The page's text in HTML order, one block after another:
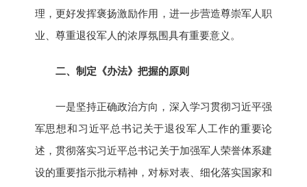
理，更好发挥褒扬激励作用，进一步营造尊崇军人职
业、尊重退役军人的浓厚氛围具有重要意义。
二、制定《办法》把握的原则
一是坚持正确政治方向，深入学习贯彻习近平强
军思想和习近平总书记关于退役军人工作的重要论
述，贯彻落实习近平总书记关于加强军人荣誉体系建
设的重要指示批示精神，对标对表、细化落实国家和